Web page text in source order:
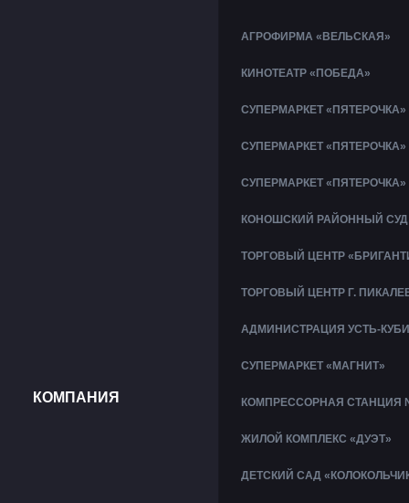
КОМПАНИЯ
АГРОФИРМА «ВЕЛЬСКАЯ»
КИНОТЕАТР «ПОБЕДА»
СУПЕРМАРКЕТ «ПЯТЕРОЧКА»
СУПЕРМАРКЕТ «ПЯТЕРОЧКА»
СУПЕРМАРКЕТ «ПЯТЕРОЧКА»
КОНОШСКИЙ РАЙОННЫЙ СУД
ТОРГОВЫЙ ЦЕНТР
ТОРГОВЫЙ ЦЕНТР Г.
АДМИНИСТРАЦИЯ УСТЬ-
СУПЕРМАРКЕТ «МАГНИТ»
КОМПРЕССОРНАЯ СТАНЦИЯ
ЖИЛОЙ КОМПЛЕКС «ДУЭТ»
ДЕТСКИЙ САД